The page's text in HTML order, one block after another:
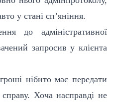
у стані сп’яніння.
до адміністративної
запросив у клієнта
нібито має передати
Хоча насправді не